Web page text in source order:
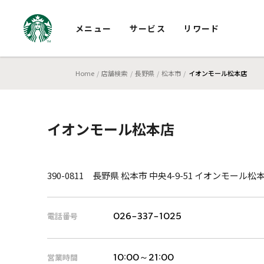
メニュー サービス リワード
Home 店舗検索 長野県 松本市 イオンモール松本店
イオンモール松本店
390-0811 長野県 松本市 中央4-9-51 イオンモール松
電話番号 026-337-1025
営業時間 10:00～21:00